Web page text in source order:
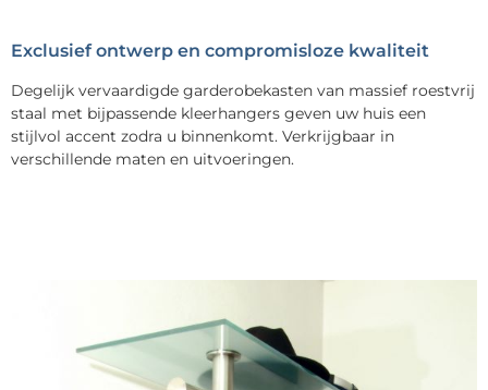
Exclusief ontwerp en compromisloze kwaliteit
Degelijk vervaardigde garderobekasten van massief roestvrij
staal met bijpassende kleerhangers geven uw huis een
stijlvol accent zodra u binnenkomt. Verkrijgbaar in
verschillende maten en uitvoeringen.